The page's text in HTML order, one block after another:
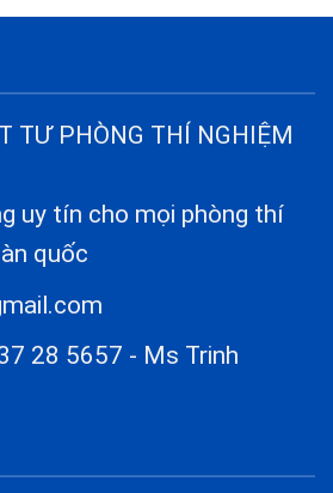
TƯ PHÒNG THÍ NGHIỆM
uy tín cho mọi phòng thí
quốc
28 5657 - Ms Trinh